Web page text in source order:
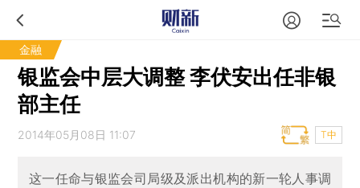
金融
银监会中层大调整 李伏安出任非银
部主任
2014年05月08日 11:07 T中
这一任命与银监会司局级及派出机构的新一轮人事调